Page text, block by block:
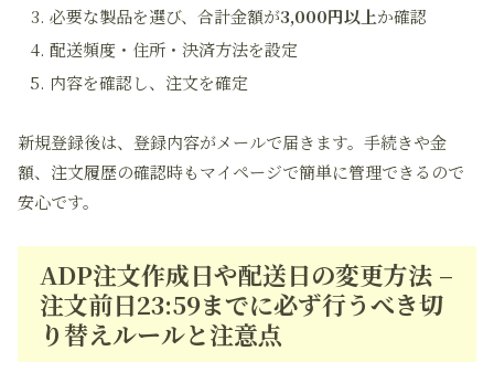
必要な製品を選び、合計金額が3,000円以上か確認
配送頻度・住所・決済方法を設定
内容を確認し、注文を確定
新規登録後は、登録内容がメールで届きます。手続きや金
額、注文履歴の確認時もマイページで簡単に管理できるので
安心です。
ADP注文作成日や配送日の変更方法 –
注文前日23:59までに必ず行うべき切
り替えルールと注意点